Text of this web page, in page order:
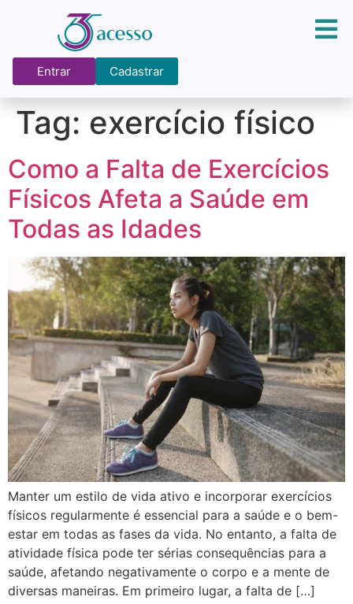
Entrar Cadastrar
Tag: exercício físico
Como a Falta de Exercícios
Físicos Afeta a Saúde em
Todas as Idades
Manter um estilo de vida ativo e incorporar exercícios
físicos regularmente é essencial para a saúde e o bem-
estar em todas as fases da vida. No entanto, a falta de
atividade física pode ter sérias consequências para a
saúde, afetando negativamente o corpo e a mente de
diversas maneiras. Em primeiro lugar, a falta de […]